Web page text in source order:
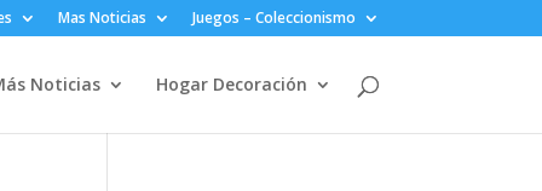
Mas Noticias Juegos – Coleccionismo
Noticias Hogar Decoración